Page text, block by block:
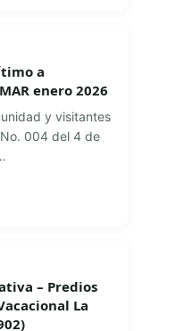
a
enero 2026
y visitantes
004 del 4 de
– Predios
La